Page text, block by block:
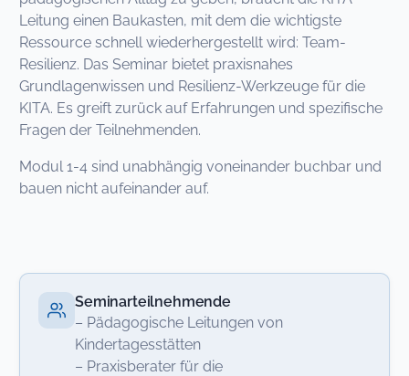
Leitung einen Baukasten, mit dem die wichtigste
Ressource schnell wiederhergestellt wird: Team-
Resilienz. Das Seminar bietet praxisnahes
Grundlagenwissen und Resilienz-Werkzeuge für die
KITA. Es greift zurück auf Erfahrungen und spezifische
Fragen der Teilnehmenden.
Modul 1-4 sind unabhängig voneinander buchbar und
bauen nicht aufeinander auf.
Seminarteilnehmende
– Pädagogische Leitungen von
Kindertagesstätten
– Praxisberater für die